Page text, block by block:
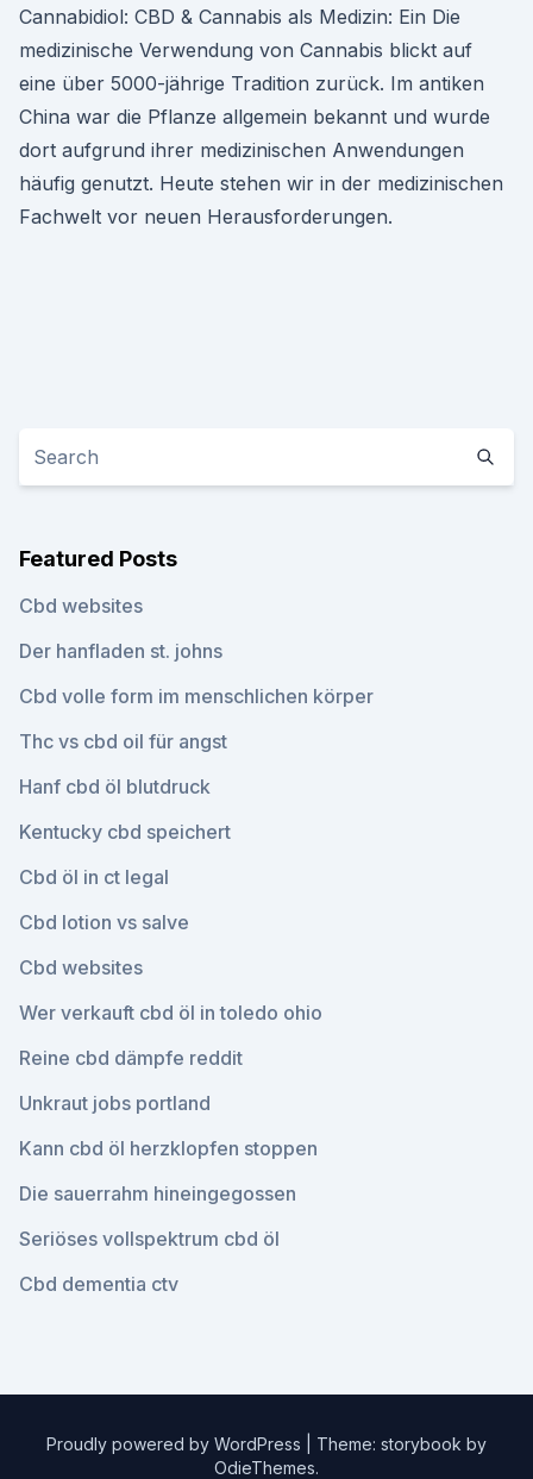
Cannabidiol: CBD & Cannabis als Medizin: Ein Die
medizinische Verwendung von Cannabis blickt auf
eine über 5000-jährige Tradition zurück. Im antiken
China war die Pflanze allgemein bekannt und wurde
dort aufgrund ihrer medizinischen Anwendungen
häufig genutzt. Heute stehen wir in der medizinischen
Fachwelt vor neuen Herausforderungen.
Featured Posts
Cbd websites
Der hanfladen st. johns
Cbd volle form im menschlichen körper
Thc vs cbd oil für angst
Hanf cbd öl blutdruck
Kentucky cbd speichert
Cbd öl in ct legal
Cbd lotion vs salve
Cbd websites
Wer verkauft cbd öl in toledo ohio
Reine cbd dämpfe reddit
Unkraut jobs portland
Kann cbd öl herzklopfen stoppen
Die sauerrahm hineingegossen
Seriöses vollspektrum cbd öl
Cbd dementia ctv
Proudly powered by WordPress
Theme: storybook by
OdieThemes.